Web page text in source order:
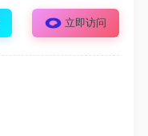
立即访问